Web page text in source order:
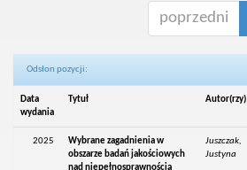
poprzedni
Odsłon pozycji:
Data
wydania
Tytuł Autor(rzy)
2025
Wybrane zagadnienia w
obszarze badań jakościowych
nad niepełnosprawnością
Juszczak,
Justyna